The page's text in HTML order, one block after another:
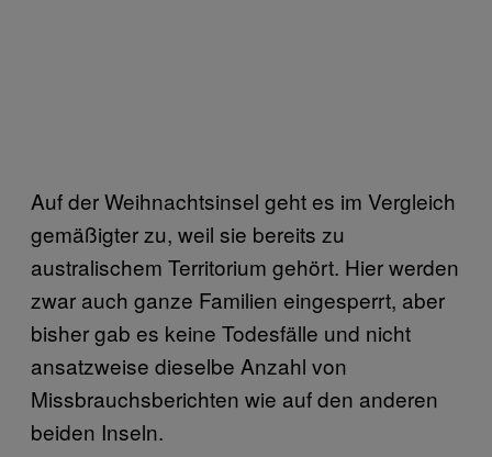
Auf der Weihnachtsinsel geht es im Vergleich
gemäßigter zu, weil sie bereits zu
australischem Territorium gehört. Hier werden
zwar auch ganze Familien eingesperrt, aber
bisher gab es keine Todesfälle und nicht
ansatzweise dieselbe Anzahl von
Missbrauchsberichten wie auf den anderen
beiden Inseln.